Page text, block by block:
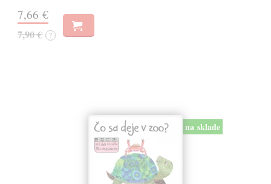
7,66 €
7,90 € ?
na sklade